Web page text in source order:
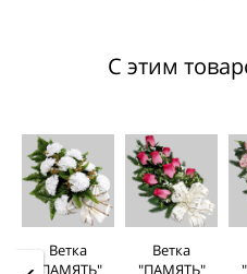
С этим
Ветка
"ПАМЯТЬ"
Ветка
"ПАМЯТЬ"